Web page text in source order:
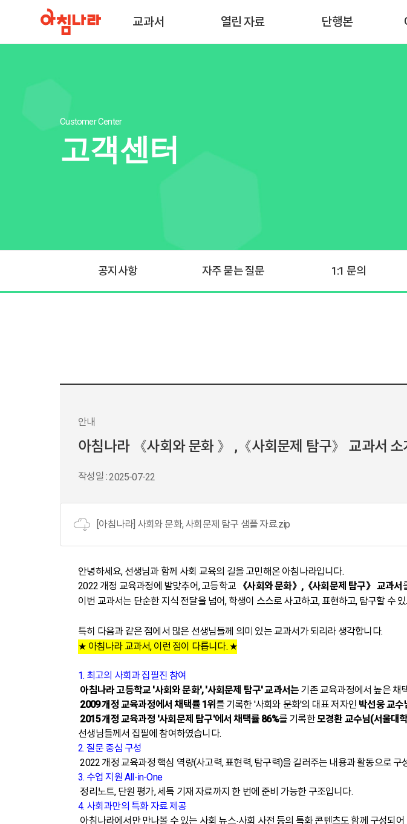
교과서 열린 자료 단행본
Customer Center
고객센터
공지사항 자주 묻는 질문 1:1 문의
안내
아침나라 《사회와 문화 》 ,《사회문제 탐구》 교과서
작성일 :2025-07-22
[아침나라] 사회와 문화, 사회문제 탐구 샘플 자료.zip
안녕하세요, 선생님과 함께 사회 교육의 길을 고민해온 아침나라입니다.
2022 개정 교육과정에 발맞추어, 고등학교
《사회와 문화》 ,《사회문제 탐구》 교과서
이번 교과서는 단순한 지식 전달을 넘어, 학생이 스스로 사고하고, 표현하고, 탐구할 수
특히 다음과 같은 점에서 많은 선생님들께 의미 있는 교과서가 되리라 생각합니다.
★ 아침나라 교과서, 이런 점이 다릅니다. ★
1. 최고의 사회과 집필진 참여
아침나라 고등학교 '사회와 문화', '사회문제 탐구' 교과서는 기존 교육과정에서 높은 채
2009 개정 교육과정에서 채택률 1위 를 기록한 '사회와 문화'의 대표 저자인 박선웅 교
2015 개정 교육과정 '사회문제 탐구'에서 채택률 86%를 기록한모경환 교수님(서울대
선생님들께서 집필에 참여하였습니다.
2. 질문 중심 구성
2022 개정 교육과정 핵심 역량(사고력, 표현력, 탐구력)을 길러주는 내용과 활동으로 구
3. 수업 지원 All-in-One
정리노트, 단원 평가, 세특 기재 자료까지 한 번에 준비 가능한 구조입니다.
4. 사회과만의 특화 자료 제공
아침나라에서만 만나볼 수 있는 사회 뉴스·사회 사전 등의 특화 콘텐츠도 함께 구성되어